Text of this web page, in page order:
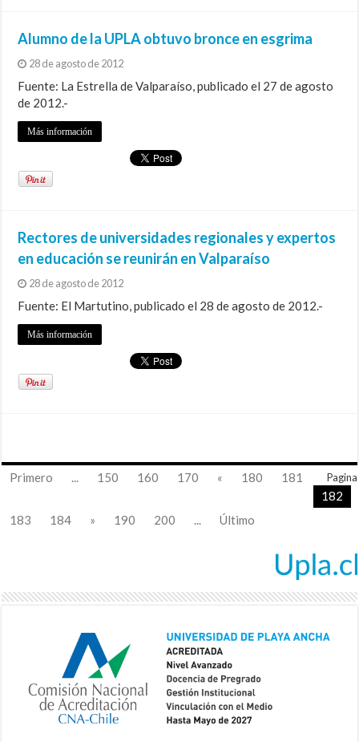
Alumno de la UPLA obtuvo bronce en esgrima
28 de agosto de 2012
Fuente: La Estrella de Valparaíso, publicado el 27 de agosto
de 2012.-
Más información
Rectores de universidades regionales y expertos
en educación se reunirán en Valparaíso
28 de agosto de 2012
Fuente: El Martutino, publicado el 28 de agosto de 2012.-
Más información
Pagina
Primero ... 150 160 170 « 180
181
182
183
184 » 190 200 ... Último